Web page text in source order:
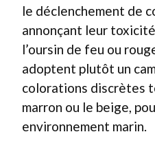
le déclenchement de
annonçant leur
l’oursin de feu ou
adoptent plutôt un
colorations discrètes
marron ou le beige,
environnement marin.